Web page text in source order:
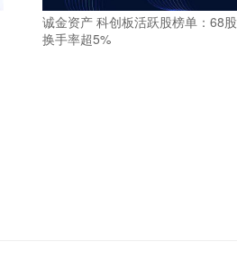
诚金资产 科创板活跃股榜单：68股
换手率超5%